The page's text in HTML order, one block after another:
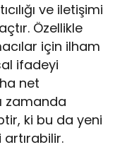
ve iletişimi
Özellikle
için ilham
ifadeyi
net
zamanda
ki bu da yeni